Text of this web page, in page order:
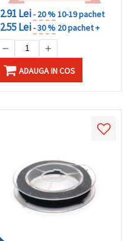
2.91 Lei- 20 %10-19 pachet
2.55 Lei- 30 % 20 pachet +
ADAUGA IN COS